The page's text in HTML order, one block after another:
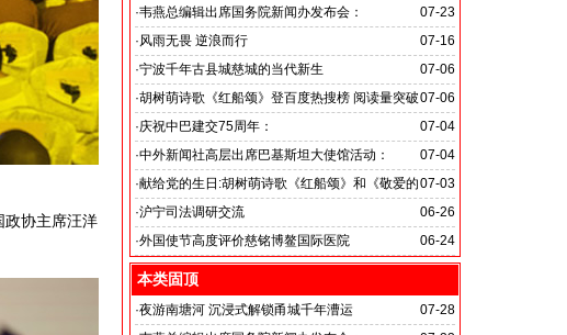
协主席汪洋
07-23
·韦燕总编辑出席国务院新闻办发布会：
关注海关总署“十五五”时期守好国门安全
07-16
·风雨无畏 逆浪而行
旭日应急救援队硬核抗巴“威风”护平安
07-06
·宁波千年古县城慈城的当代新生
07-06
·胡树萌诗歌《红船颂》登百度热搜榜 阅读量突破
数亿次 打破“曲高和寡”的传播困境
07-04
·庆祝中巴建交75周年：
韦燕总裁同多国大使出席巴基斯坦驻华大使馆举办“芒果
节”
07-04
·中外新闻社高层出席巴基斯坦大使馆活动：
医药、保健和生物科技职业技术教育与培训专题研讨会
07-03
·献给党的生日:胡树萌诗歌《红船颂》和《敬爱的
党啊 我怎能不为你放声歌唱》
06-26
·沪宁司法调研交流
共探司法鉴定发展新路
06-24
·外国使节高度评价慈铭博鳌国际医院
本类固顶
07-28
·夜游南塘河 沉浸式解锁甬城千年漕运